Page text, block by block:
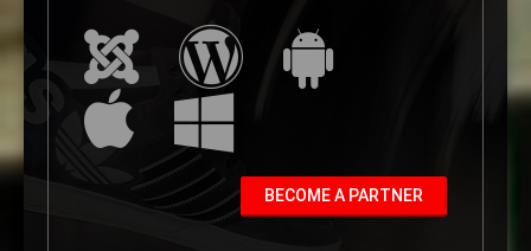
BECOME A PARTNER